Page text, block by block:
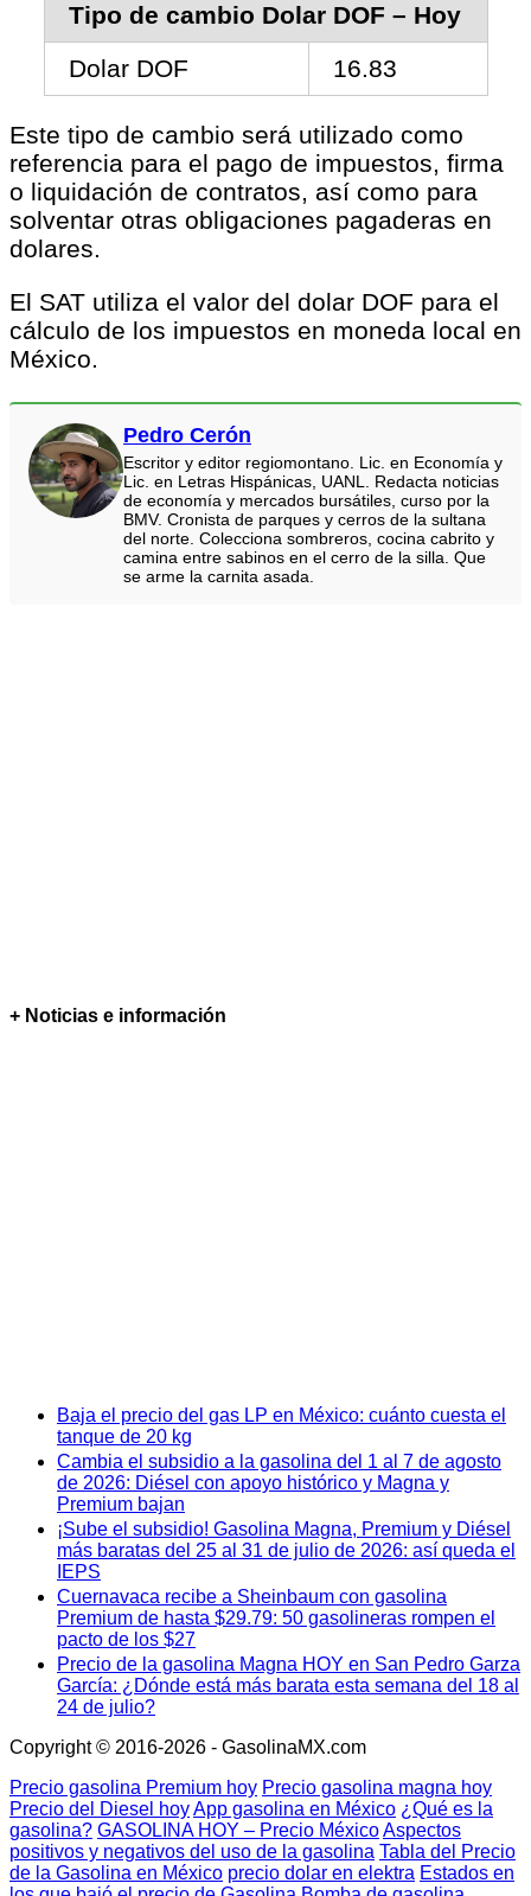
Tipo de cambio Dolar DOF – Hoy
Dolar DOF
16.83
Este tipo de cambio será utilizado como
referencia para el pago de impuestos, firma
o liquidación de contratos, así como para
solventar otras obligaciones pagaderas en
dolares.
El SAT utiliza el valor del dolar DOF para el
cálculo de los impuestos en moneda local en
México.
Pedro Cerón
Escritor y editor regiomontano. Lic. en Economía y
Lic. en Letras Hispánicas, UANL. Redacta noticias
de economía y mercados bursátiles, curso por la
BMV. Cronista de parques y cerros de la sultana
del norte. Colecciona sombreros, cocina cabrito y
camina entre sabinos en el cerro de la silla. Que
se arme la carnita asada.
+ Noticias e información
Baja el precio del gas LP en México: cuánto cuesta el
tanque de 20 kg
Cambia el subsidio a la gasolina del 1 al 7 de agosto
de 2026: Diésel con apoyo histórico y Magna y
Premium bajan
¡Sube el subsidio! Gasolina Magna, Premium y Diésel
más baratas del 25 al 31 de julio de 2026: así queda el
IEPS
Cuernavaca recibe a Sheinbaum con gasolina
Premium de hasta $29.79: 50 gasolineras rompen el
pacto de los $27
Precio de la gasolina Magna HOY en San Pedro Garza
García: ¿Dónde está más barata esta semana del 18 al
24 de julio?
Copyright © 2016-2026 - GasolinaMX.com
Precio gasolina Premium hoy Precio gasolina magna hoy
Precio del Diesel hoyApp gasolina en México ¿Qué es la
gasolina? GASOLINA HOY – Precio MéxicoAspectos
positivos y negativos del uso de la gasolina Tabla del Precio
de la Gasolina en México precio dolar en elektra Estados en